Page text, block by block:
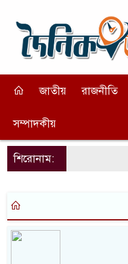
জাতীয় রাজনীতি
সম্পাদকীয়
শিরোনাম: